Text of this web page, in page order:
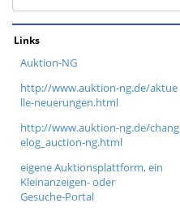
Links
Auktion-NG
http://www.auktion-ng.de/aktue
lle-neuerungen.html
http://www.auktion-ng.de/chang
elog_auction-ng.html
eigene Auktionsplattform, ein
Kleinanzeigen- oder
Gesuche-Portal